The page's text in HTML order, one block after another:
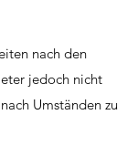
nach den
jedoch nicht
Umständen zu